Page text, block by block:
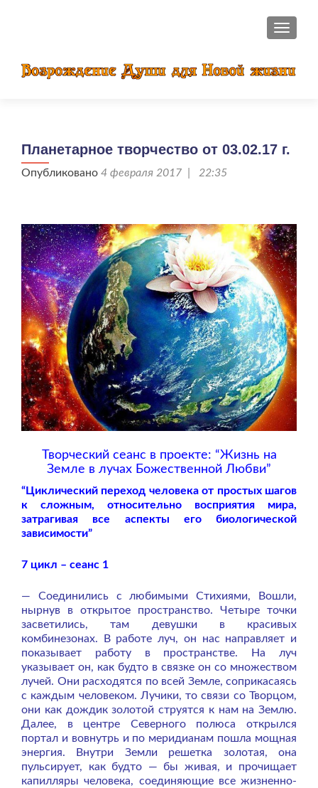
Планетарное творчество от 03.02.17 г.
Опубликовано 4 февраля 2017 | 22:35
Творческий сеанс в проекте: “Жизнь на
Земле в лучах Божественной Любви”
“Циклический переход человека от простых шагов
к сложным, относительно восприятия мира,
затрагивая все аспекты его биологической
зависимости”
7 цикл – сеанс 1
— Соединились с любимыми Стихиями, Вошли,
нырнув в открытое пространство. Четыре точки
засветились, там девушки в красивых
комбинезонах. В работе луч, он нас направляет и
показывает работу в пространстве. На луч
указывает он, как будто в связке он со множеством
лучей. Они расходятся по всей Земле, соприкасаясь
с каждым человеком. Лучики, то связи со Творцом,
они как дождик золотой струятся к нам на Землю.
Далее, в центре Северного полюса открылся
портал и вовнутрь и по меридианам пошла мощная
энергия. Внутри Земли решетка золотая, она
пульсирует, как будто — бы живая, и прочищает
капилляры человека, соединяющие все жизненно-